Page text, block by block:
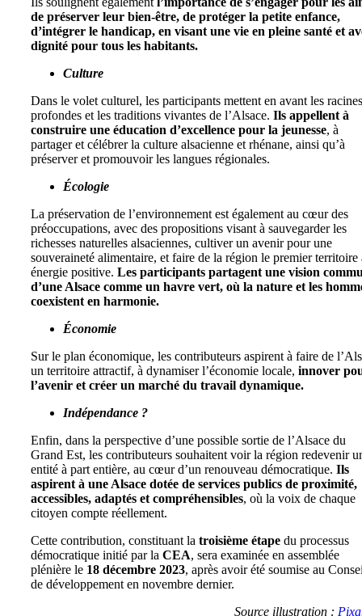
de préserver leur bien-être, de protéger la petite enfance,
d’intégrer le handicap, en visant une vie en pleine santé et
dignité pour tous les habitants.
Culture
Dans le volet culturel, les participants mettent en avant les racines
profondes et les traditions vivantes de l’Alsace. Ils appellent à
construire une éducation d’excellence pour la jeunesse, à
partager et célébrer la culture alsacienne et rhénane, ainsi qu’à
préserver et promouvoir les langues régionales.
Écologie
La préservation de l’environnement est également au cœur des
préoccupations, avec des propositions visant à sauvegarder les
richesses naturelles alsaciennes, cultiver un avenir pour une
souveraineté alimentaire, et faire de la région le premier territoire
énergie positive. Les participants partagent une vision
d’une Alsace comme un havre vert, où la nature et les
coexistent en harmonie.
Économie
Sur le plan économique, les contributeurs aspirent à faire de
un territoire attractif, à dynamiser l’économie locale, innover
l’avenir et créer un marché du travail dynamique.
Indépendance ?
Enfin, dans la perspective d’une possible sortie de l’Alsace du
Grand Est, les contributeurs souhaitent voir la région redevenir
entité à part entière, au cœur d’un renouveau démocratique. Ils
aspirent à une Alsace dotée de services publics de proximité,
accessibles, adaptés et compréhensibles, où la voix de chaque
citoyen compte réellement.
Cette contribution, constituant la troisième étape du processus
démocratique initié par la CEA, sera examinée en assemblée
plénière le 18 décembre 2023, après avoir été soumise au
de développement en novembre dernier.
Source illustration :